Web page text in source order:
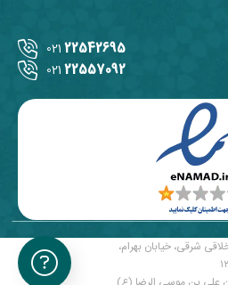
22542695
021
22557092
021
شرقی، خیابان بهرام،